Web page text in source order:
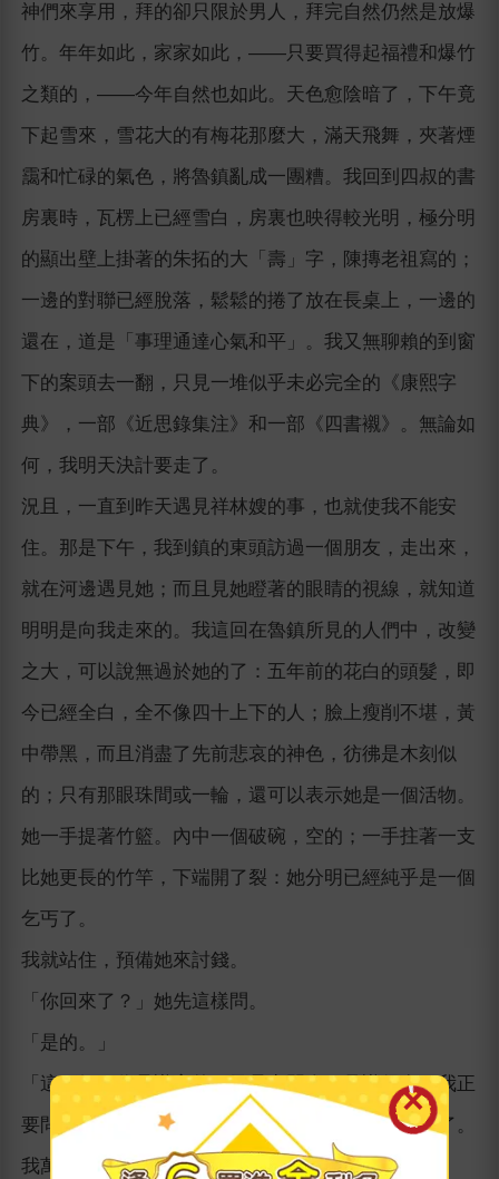
神們來享用，拜的卻只限於男人，拜完自然仍然是放爆
竹。年年如此，家家如此，―—只要買得起福禮和爆竹
之類的，―—今年自然也如此。天色愈陰暗了，下午竟
下起雪來，雪花大的有梅花那麼大，滿天飛舞，夾著煙
靄和忙碌的氣色，將魯鎮亂成一團糟。我回到四叔的書
房裏時，瓦楞上已經雪白，房裏也映得較光明，極分明
的顯出壁上掛著的朱拓的大「壽」字，陳摶老祖寫的；
一邊的對聯已經脫落，鬆鬆的捲了放在長桌上，一邊的
還在，道是「事理通達心氣和平」。我又無聊賴的到窗
下的案頭去一翻，只見一堆似乎未必完全的《康熙字
典》，一部《近思錄集注》和一部《四書襯》。無論如
何，我明天決計要走了。
況且，一直到昨天遇見祥林嫂的事，也就使我不能安
住。那是下午，我到鎮的東頭訪過一個朋友，走出來，
就在河邊遇見她；而且見她瞪著的眼睛的視線，就知道
明明是向我走來的。我這回在魯鎮所見的人們中，改變
之大，可以說無過於她的了：五年前的花白的頭髮，即
今已經全白，全不像四十上下的人；臉上瘦削不堪，黃
中帶黑，而且消盡了先前悲哀的神色，彷彿是木刻似
的；只有那眼珠間或一輪，還可以表示她是一個活物。
她一手提著竹籃。內中一個破碗，空的；一手拄著一支
比她更長的竹竿，下端開了裂：她分明已經純乎是一個
乞丐了。
我就站住，預備她來討錢。
「你回來了？」她先這樣問。
「是的。」
「這正好。你是識字的，又是出門人，見識得多。我正
要問你一件事—―」她那沒有精采的眼睛忽然發光了。
我萬料不到她卻說出這樣的話來，詫異的站著。